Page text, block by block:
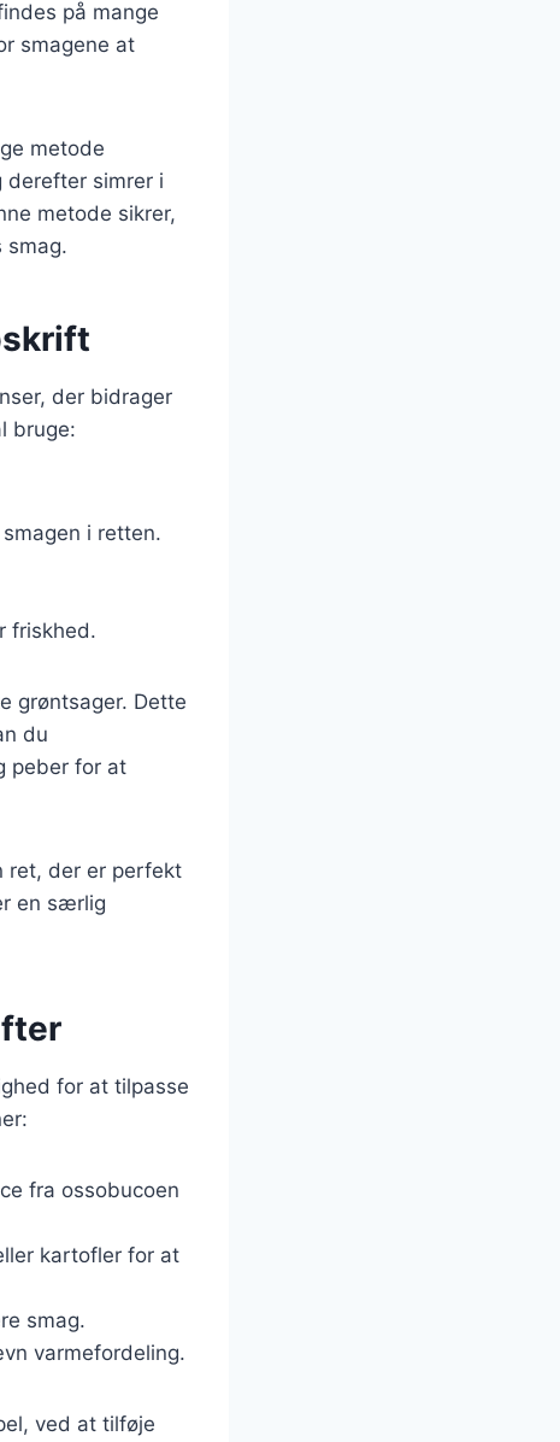
på mange
smagene at
metode
derefter simrer i
metode sikrer,
smag.
der bidrager
bruge:
i retten.
friskhed.
grøntsager. Dette
du
peber for at
ret, der er perfekt
en særlig
for at tilpasse
fra ossobucoen
kartofler for at
smag.
varmefordeling.
ved at tilføje